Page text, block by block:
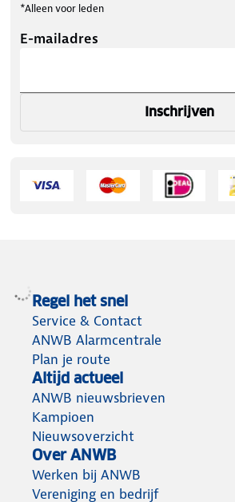
*Alleen voor leden
E-mailadres
Inschrijven
Regel het snel
Service & Contact
ANWB Alarmcentrale
Plan je route
Altijd actueel
ANWB nieuwsbrieven
Kampioen
Nieuwsoverzicht
Over ANWB
Werken bij ANWB
Vereniging en bedrijf